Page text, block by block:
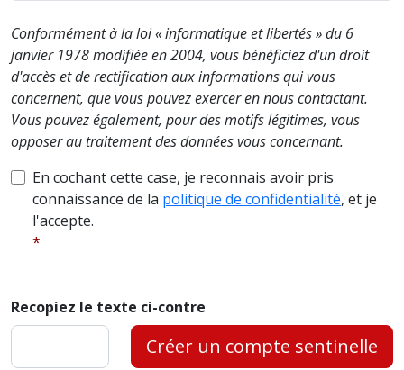
Conformément à la loi « informatique et libertés » du 6
janvier 1978 modifiée en 2004, vous bénéficiez d'un droit
d'accès et de rectification aux informations qui vous
concernent, que vous pouvez exercer en nous contactant.
Vous pouvez également, pour des motifs légitimes, vous
opposer au traitement des données vous concernant.
En cochant cette case, je reconnais avoir pris
connaissance de la politique de confidentialité, et je
l'accepte.
Recopiez le texte ci-contre
Créer un compte sentinelle